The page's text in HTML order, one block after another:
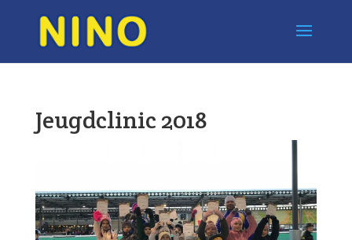
Jeugdclinic 2018